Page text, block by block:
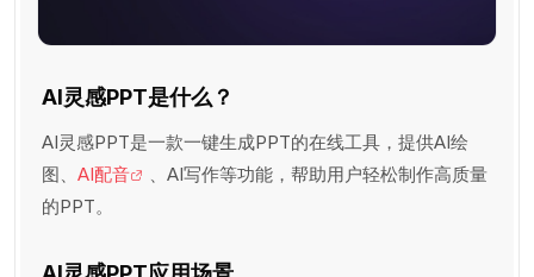
AI灵感PPT是什么？
AI灵感PPT是一款一键生成PPT的在线工具，提供AI绘
图、 AI配音
、AI写作等功能，帮助用户轻松制作高质量
的PPT。